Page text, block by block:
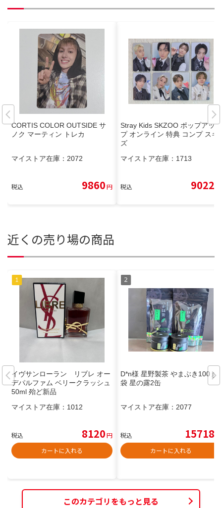
CORTIS COLOR OUTSIDE サ
ノク マーティン トレカ
マイストア在庫： 2072
税込 9860円
Stray Kids SKZOO ポップアッ
プ オンライン 特典 コンプ スキ
ズ
マイストア在庫： 1713
税込 9022
近くの売り場の商品
イヴサンローラン リブレ オー
デパルファム ベリークラッシュ
50ml 殆ど新品
マイストア在庫： 1012
税込 8120円
カートに入れる
D*n様 星野製茶 やまぶき100ｇ2
袋 星の露2缶
マイストア在庫： 2077
税込 15718
カートに入れる
このカテゴリをもっと見る